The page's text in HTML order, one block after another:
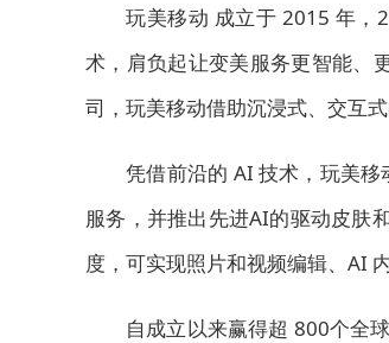
玩美移动 成立于 2015 年，
术，肩负起让变美服务更智能、
司，玩美移动借助沉浸式、交互
凭借前沿的 AI 技术，玩美
服务，并推出先进AI的驱动皮肤
度，可实现照片和视频编辑、AI
自成立以来赢得超 800个全